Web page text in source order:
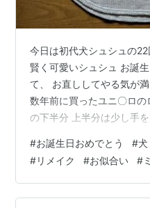
今日は初代犬シュシュの
賢く可愛いシュシュ お誕
て、 お直ししてやる気が
数年前に買ったユニ〇ロ
の下半分 上半分は少し手
汚れが目立たないよう茶色
✨ 着てもらいましょ✨ お似
次に続くかどうか💦💦 こ
すが犬服には着手してお
#お誕生日おめでとう #犬
#リメイク #お似合い #